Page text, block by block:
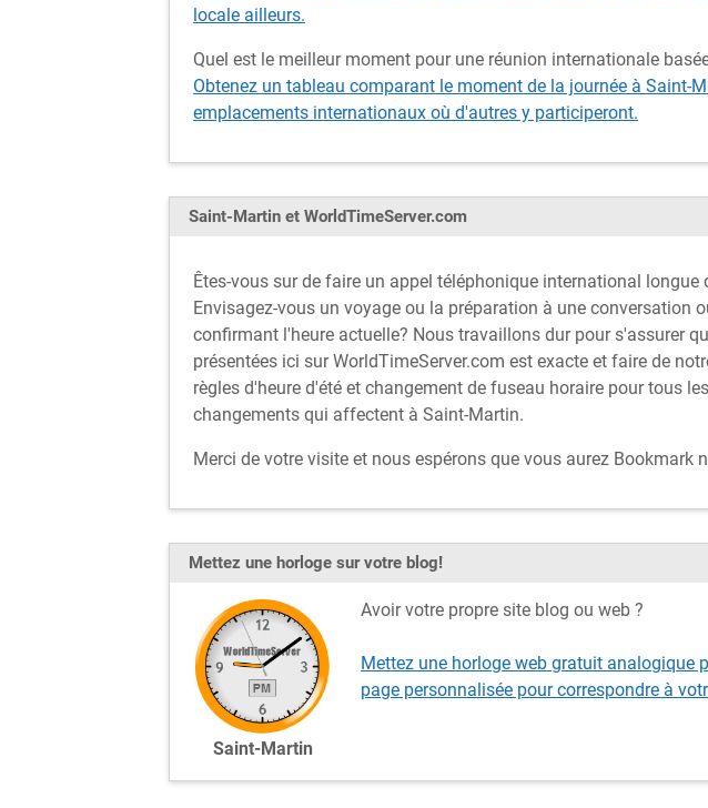
locale ailleurs.
Quel est le meilleur moment pour une réunion internationale
Obtenez un tableau comparant le moment de la journée à Saint-
emplacements internationaux où d'autres y participeront.
Saint-Martin et WorldTimeServer.com
Êtes-vous sur de faire un appel téléphonique international longue
Envisagez-vous un voyage ou la préparation à une conversation
confirmant l'heure actuelle? Nous travaillons dur pour s'assurer
présentées ici sur WorldTimeServer.com est exacte et faire de
règles d'heure d'été et changement de fuseau horaire pour tous
changements qui affectent à Saint-Martin.
Merci de votre visite et nous espérons que vous aurez Bookmark
Mettez une horloge sur votre blog!
Saint-Martin
Avoir votre propre site blog ou web ?
Mettez une horloge web gratuit analogique
page personnalisée pour correspondre à